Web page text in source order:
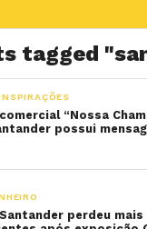
tagged
“Nossa
possui
perdeu mais